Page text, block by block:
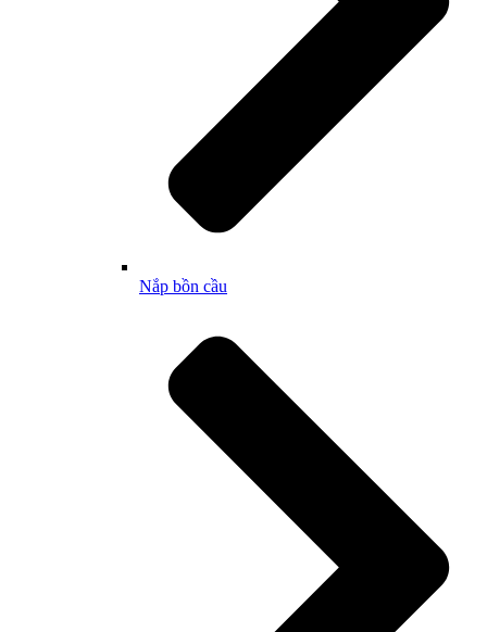
Nắp bồn cầu